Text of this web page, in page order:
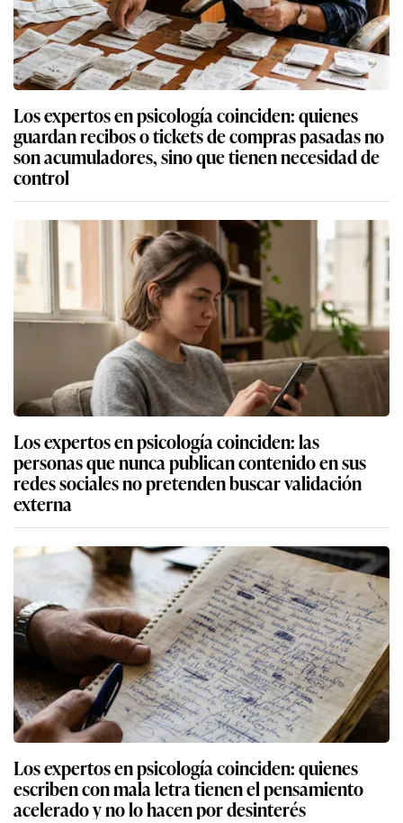
Los expertos en psicología coinciden: quienes
guardan recibos o tickets de compras pasadas no
son acumuladores, sino que tienen necesidad de
control
Los expertos en psicología coinciden: las
personas que nunca publican contenido en sus
redes sociales no pretenden buscar validación
externa
Los expertos en psicología coinciden: quienes
escriben con mala letra tienen el pensamiento
acelerado y no lo hacen por desinterés